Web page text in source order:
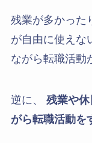
残業が多かった
が自由に使えな
ながら転職活動
逆に、
残業や
がら転職活動を